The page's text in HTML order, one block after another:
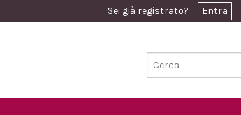
Sei già registrato? Entra